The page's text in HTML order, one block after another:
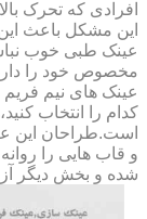
افرادی که تحرک
این مشکل باعث
عینک طبی خوب
مخصوص خود را
عینک های نیم فریم
کدام را انتخاب
است.طراحان این
و قاب هایی را
شده و بخش دیگر